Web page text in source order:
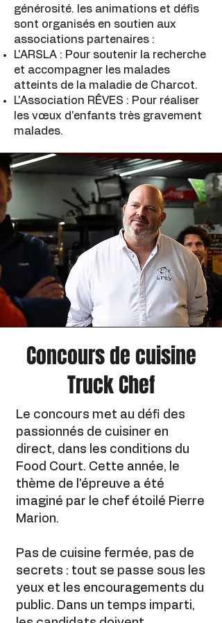
générosité. les animations et défis
sont organisés en soutien aux
associations partenaires :
L'ARSLA : Pour soutenir la recherche
et accompagner les malades
atteints de la maladie de Charcot.
L'Association RÊVES : Pour réaliser
les vœux d'enfants très gravement
malades.
Concours de cuisine
Truck Chef
Le concours met au défi des
passionnés de cuisiner en
direct, dans les conditions du
Food Court. Cette année, le
thème de l'épreuve a été
imaginé par le chef étoilé Pierre
Marion.
Pas de cuisine fermée, pas de
secrets : tout se passe sous les
yeux et les encouragements du
public. Dans un temps imparti,